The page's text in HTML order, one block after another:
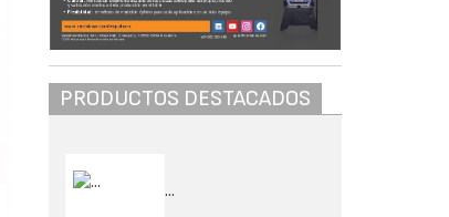
PRODUCTOS DESTACADOS
...